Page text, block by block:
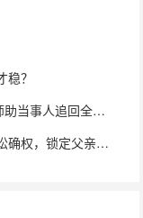
？
父母为儿子婚后购房出资430万，诵盈律师助当事人追回全部款项
弟弟离世弟媳消失，诵盈律师助当事人诉讼确权，锁定父亲房产100%继承权